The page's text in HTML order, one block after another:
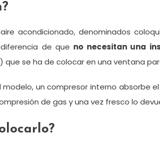
acondicionado, denominados
de que no necesitan una
se ha de colocar en una ventana
modelo, un compresor interno absorbe
de gas y una vez fresco lo